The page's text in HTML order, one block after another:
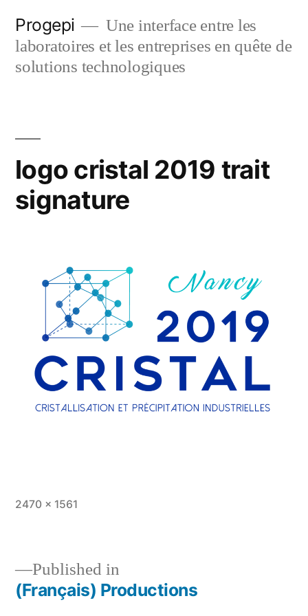
content
Progepi
Une interface entre les
laboratoires et les entreprises en quête de
solutions technologiques
logo cristal 2019 trait
signature
Full
2470 × 1561
Post
Published in
(Français) Productions